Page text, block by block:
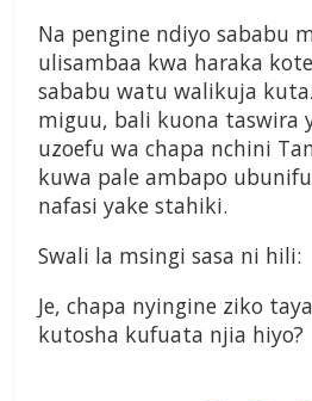
Na pengine ndiyo sababu
ulisambaa kwa haraka
sababu watu walikuja
miguu, bali kuona taswira
uzoefu wa chapa nchini
kuwa pale ambapo
nafasi yake stahiki.
Swali la msingi sasa ni hili:
Je, chapa nyingine ziko
kutosha kufuata njia hiyo?